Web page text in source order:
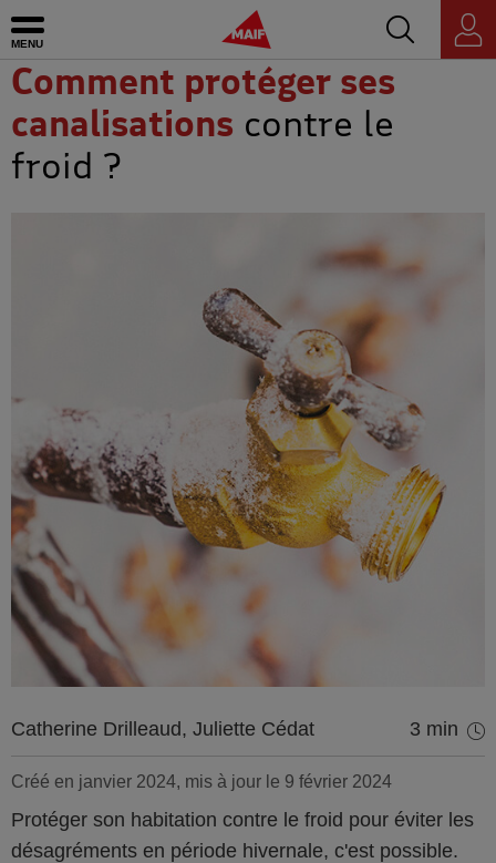
Ouvrir le menu MAIF - Allez à l'accueil de maif.fr
Accédez au
Espace
personnel
Comment protéger ses
canalisations contre le
froid ?
Catherine Drilleaud, Juliette Cédat 3 min
Créé en janvier 2024, mis à jour le 9 février 2024
Protéger son habitation contre le froid pour éviter les
désagréments en période hivernale, c'est possible.